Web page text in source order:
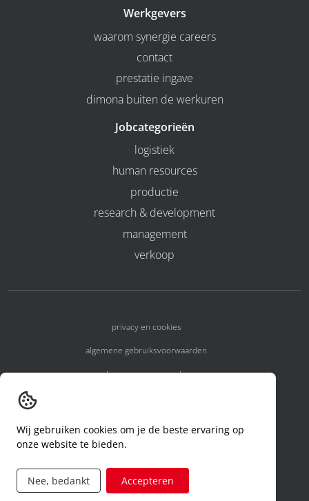
Werkgevers
waarom synergie careers
contact
prestatie ingave
dimona buiten de werkuren
Jobcategorieën
logistiek
human resources
productie
research & development
management
verkoop
privacy en cookies
algemene gebruiksvoorwaarden
algemene voorwaarden
code of conduct
aanvraag rechten ivm privacy
Wij gebruiken cookies om je de beste ervaring op
onze website te bieden.
Nee, bedankt Accepteren